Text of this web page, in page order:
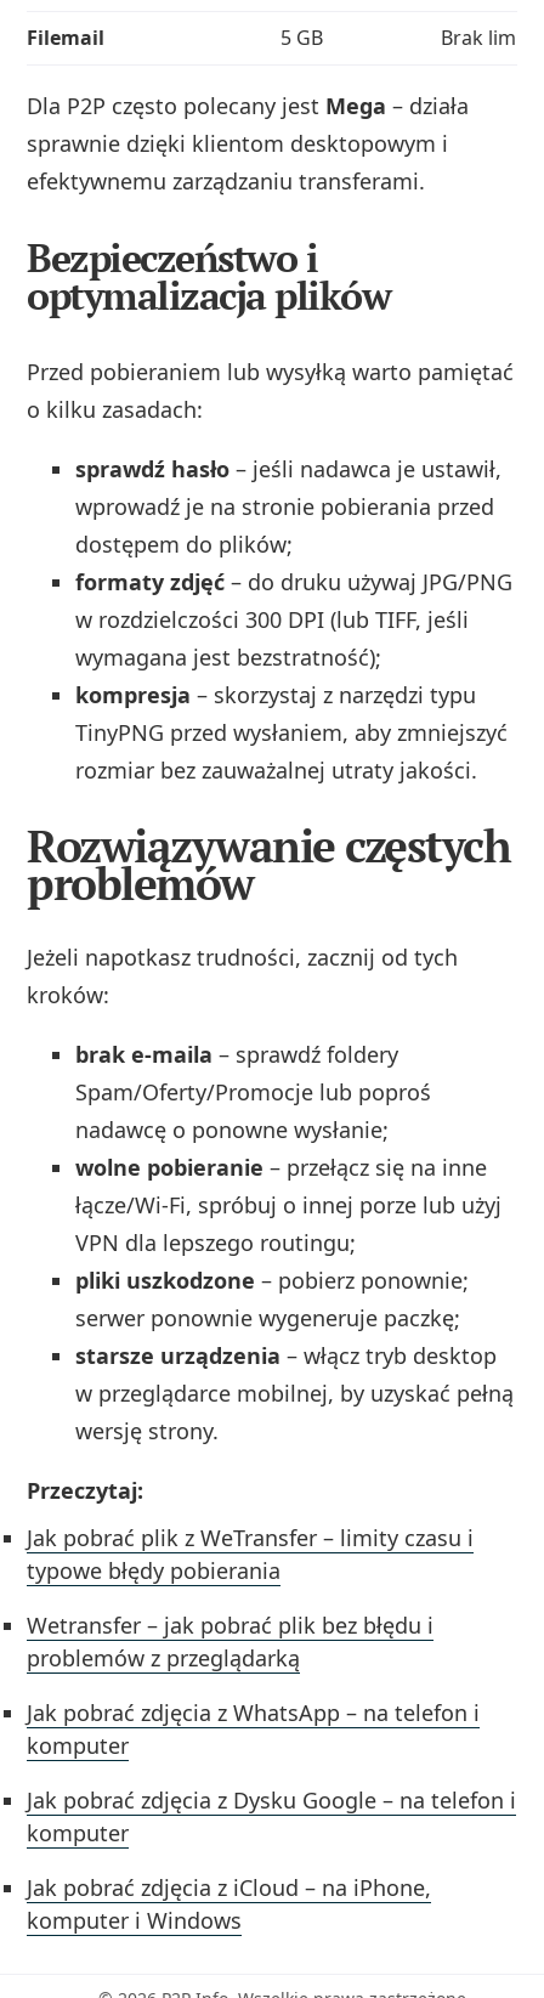
Filemail
5 GB Brak limitu
Dla P2P często polecany jest Mega – działa
sprawnie dzięki klientom desktopowym i
efektywnemu zarządzaniu transferami.
Bezpieczeństwo i
optymalizacja plików
Przed pobieraniem lub wysyłką warto pamiętać
o kilku zasadach:
sprawdź hasło – jeśli nadawca je ustawił,
wprowadź je na stronie pobierania przed
dostępem do plików;
formaty zdjęć – do druku używaj JPG/PNG
w rozdzielczości 300 DPI (lub TIFF, jeśli
wymagana jest bezstratność);
kompresja – skorzystaj z narzędzi typu
TinyPNG przed wysłaniem, aby zmniejszyć
rozmiar bez zauważalnej utraty jakości.
Rozwiązywanie częstych
problemów
Jeżeli napotkasz trudności, zacznij od tych
kroków:
brak e-maila – sprawdź foldery
Spam/Oferty/Promocje lub poproś
nadawcę o ponowne wysłanie;
wolne pobieranie – przełącz się na inne
łącze/Wi‑Fi, spróbuj o innej porze lub użyj
VPN dla lepszego routingu;
pliki uszkodzone – pobierz ponownie;
serwer ponownie wygeneruje paczkę;
starsze urządzenia – włącz tryb desktop
w przeglądarce mobilnej, by uzyskać pełną
wersję strony.
Przeczytaj:
Jak pobrać plik z WeTransfer – limity czasu i
typowe błędy pobierania
Wetransfer – jak pobrać plik bez błędu i
problemów z przeglądarką
Jak pobrać zdjęcia z WhatsApp – na telefon i
komputer
Jak pobrać zdjęcia z Dysku Google – na telefon i
komputer
Jak pobrać zdjęcia z iCloud – na iPhone,
komputer i Windows